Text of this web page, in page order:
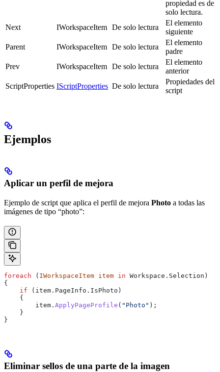
propiedad es de
solo lectura.
Next
IWorkspaceItem De solo lectura
El elemento
siguiente
Parent
IWorkspaceItem De solo lectura
El elemento
padre
Prev
IWorkspaceItem De solo lectura
El elemento
anterior
ScriptProperties IScriptProperties De solo lectura
Propiedades del
script
Ejemplos
Aplicar un perfil de mejora
Ejemplo de script que aplica el perfil de mejora Photo a todas las
imágenes de tipo “photo”:
foreach ( IWorkspaceItem item in Workspace . Selection )
{
    if
( item . PageInfo . IsPhoto )
    {
        item
. ApplyPageProfile ( "Photo" );
    }
}
Eliminar sellos de una parte de la imagen